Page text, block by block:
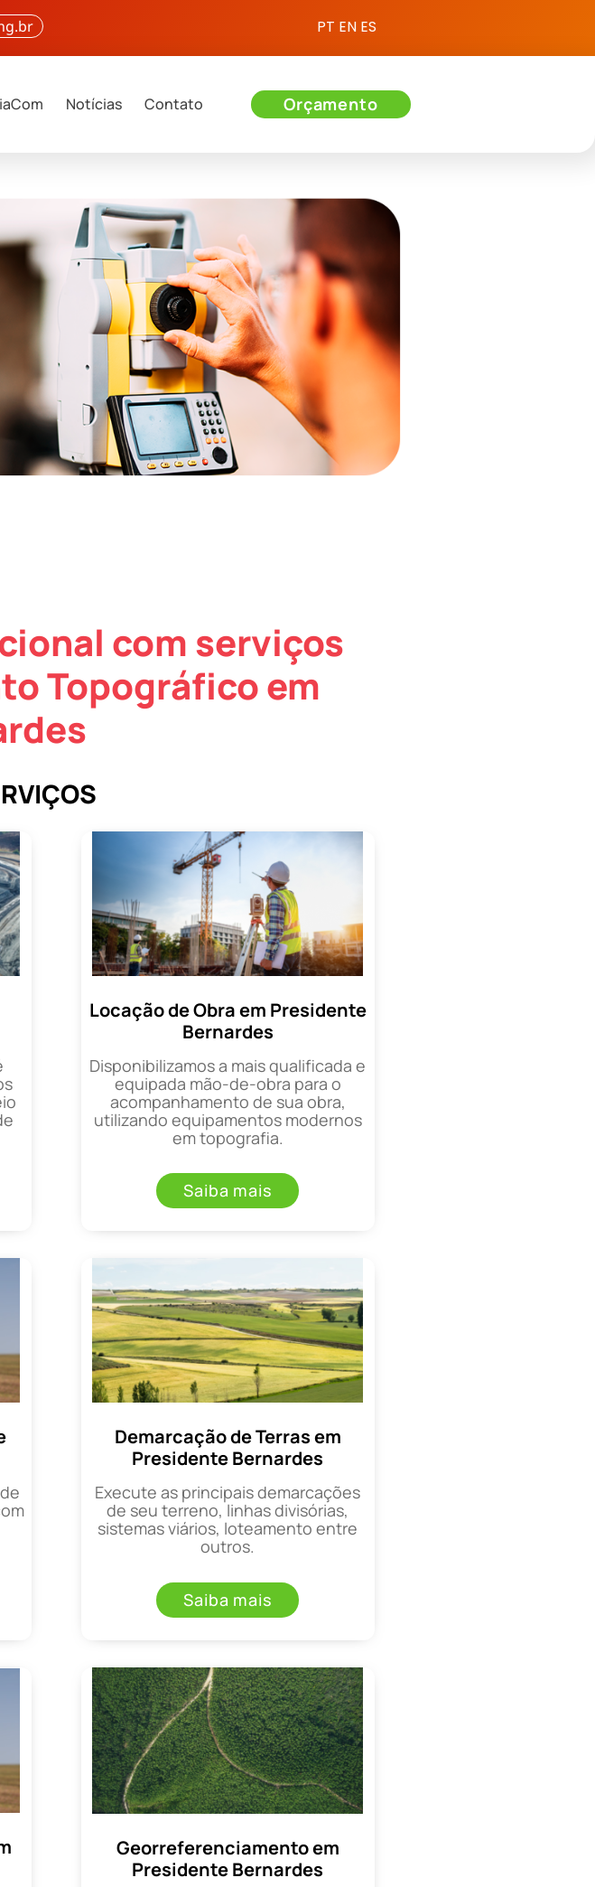
PT EN ES
Notícias Contato Orçamento
com serviços
Topográfico em
Locação de Obra em Presidente
Bernardes
Disponibilizamos a mais qualificada e
equipada mão-de-obra para o
acompanhamento de sua obra,
utilizando equipamentos modernos
em topografia.
Saiba mais
Demarcação de Terras em
Presidente Bernardes
Execute as principais demarcações
de seu terreno, linhas divisórias,
sistemas viários, loteamento entre
outros.
Saiba mais
Georreferenciamento em
Presidente Bernardes